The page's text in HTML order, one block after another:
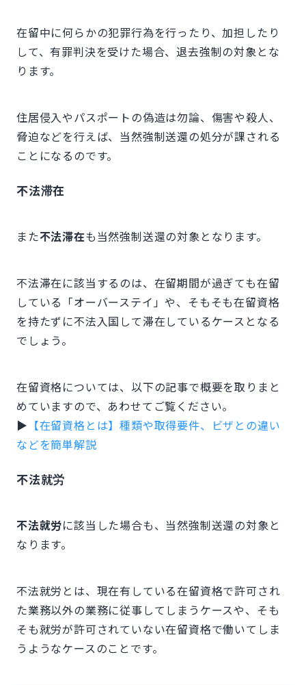
在留中に何らかの犯罪行為を行ったり、加担したり
して、有罪判決を受けた場合、退去強制の対象とな
ります。
住居侵入やパスポートの偽造は勿論、傷害や殺人、
脅迫などを行えば、当然強制送還の処分が課される
ことになるのです。
不法滞在
また不法滞在も当然強制送還の対象となります。
不法滞在に該当するのは、在留期間が過ぎても在留
している「オーバーステイ」や、そもそも在留資格
を持たずに不法入国して滞在しているケースとなる
でしょう。
在留資格については、以下の記事で概要を取りまと
めていますので、あわせてご覧ください。
▶︎ 【在留資格とは】種類や取得要件、ビザとの違い
などを簡単解説
不法就労
不法就労に該当した場合も、当然強制送還の対象と
なります。
不法就労とは、現在有している在留資格で許可され
た業務以外の業務に従事してしまうケースや、そも
そも就労が許可されていない在留資格で働いてしま
うようなケースのことです。